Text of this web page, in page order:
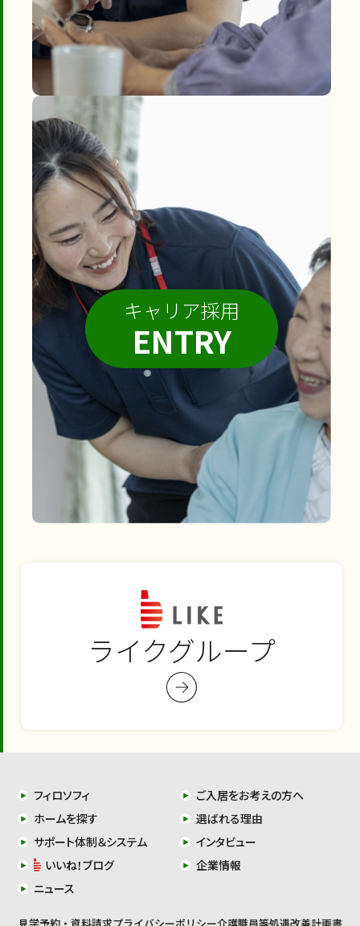
キャリア採用
ENTRY
ライクグループ
フィロソフィ
ご入居をお考えの方へ
ホームを探す
選ばれる理由
サポート体制＆システム
インタビュー
いいね！ブログ
企業情報
ニュース